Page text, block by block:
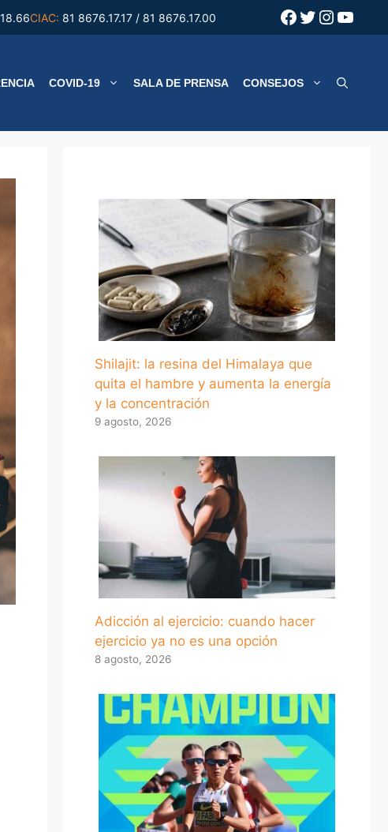
CIAC: 81 8676.17.17 / 81 8676.17.00 Facebook
Twitter
COVID-19 SALA DE PRENSA CONSEJOS
Shilajit: la resina del Himalaya que
quita el hambre y aumenta la energía
y la concentración
9 agosto, 2026
Adicción al ejercicio: cuando hacer
ejercicio ya no es una opción
8 agosto, 2026